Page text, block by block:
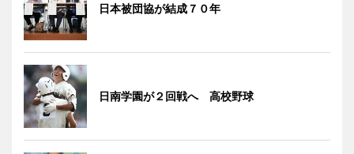
日本被団協が結成７０年
日南学園が２回戦へ 高校野球